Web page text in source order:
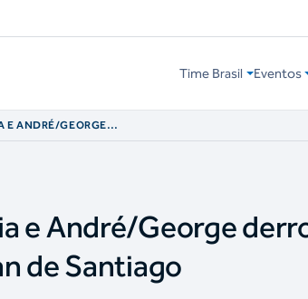
Time Brasil Eventos
E ANDRÉ/GEORGE
e André/George
de Santiago